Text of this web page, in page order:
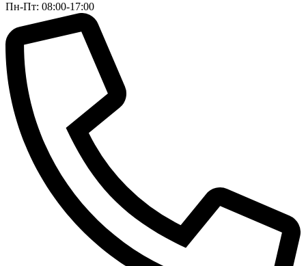
Пн-Пт: 08:00-17:00